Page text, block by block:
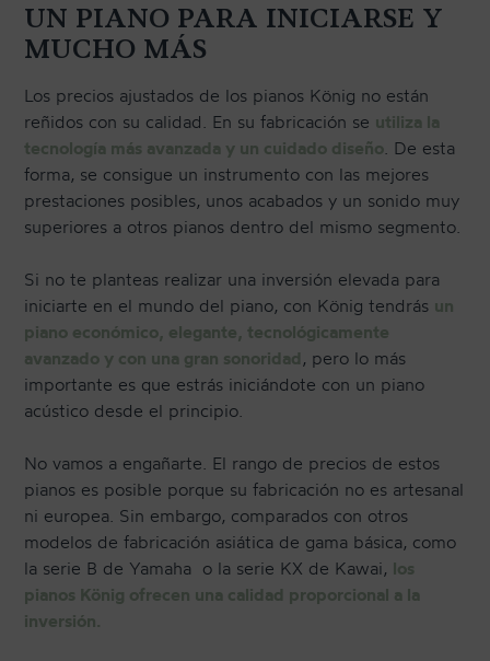
UN PIANO PARA INICIARSE Y
MUCHO MÁS
Los precios ajustados de los pianos König no están
reñidos con su calidad. En su fabricación se utiliza la
tecnología más avanzada y un cuidado diseño. De esta
forma, se consigue un instrumento con las mejores
prestaciones posibles, unos acabados y un sonido muy
superiores a otros pianos dentro del mismo segmento.
Si no te planteas realizar una inversión elevada para
iniciarte en el mundo del piano, con König tendrás un
piano económico, elegante, tecnológicamente
avanzado y con una gran sonoridad , pero lo más
importante es que estrás iniciándote con un piano
acústico desde el principio.
No vamos a engañarte. El rango de precios de estos
pianos es posible porque su fabricación no es artesanal
ni europea. Sin embargo, comparados con otros
modelos de fabricación asiática de gama básica, como
la serie B de Yamaha o la serie KX de Kawai, los
pianos König ofrecen una calidad proporcional a la
inversión.